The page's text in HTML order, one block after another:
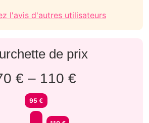
l'avis d'autres utilisateurs
de prix
€ – 110 €
95 €